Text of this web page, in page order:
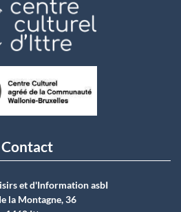
Contact
et d'Information asbI
la Montagne, 36